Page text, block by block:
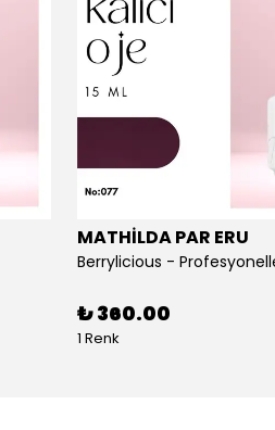
MATHİLDA PAR ERU
₺ 360.00
1 Renk